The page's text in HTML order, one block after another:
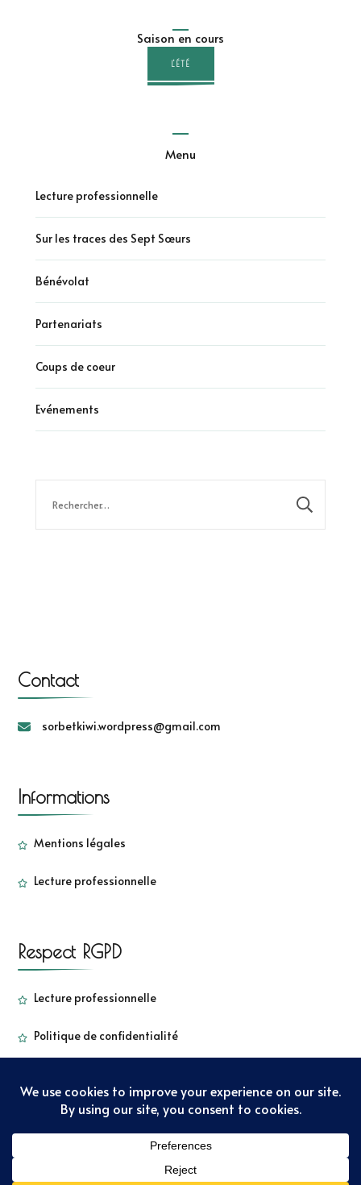
Saison en cours
L'ÉTÉ
Menu
Lecture professionnelle
Sur les traces des Sept Sœurs
Bénévolat
Partenariats
Coups de coeur
Evénements
Contact
sorbetkiwi.wordpress@gmail.com
Informations
Mentions légales
Lecture professionnelle
Respect RGPD
Lecture professionnelle
Politique de confidentialité
Copyright - Sorbetkiwi - 2022
confidentialité